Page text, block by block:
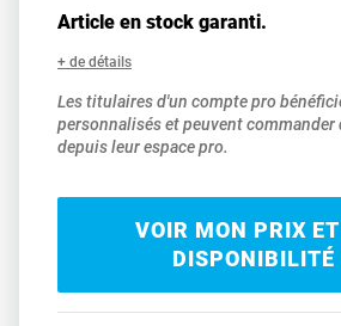
Article en stock garanti.
+ de détails
Les titulaires d'un compte pro
personnalisés et peuvent
depuis leur espace pro.
VOIR MON PRIX
DISPONIBILITÉ